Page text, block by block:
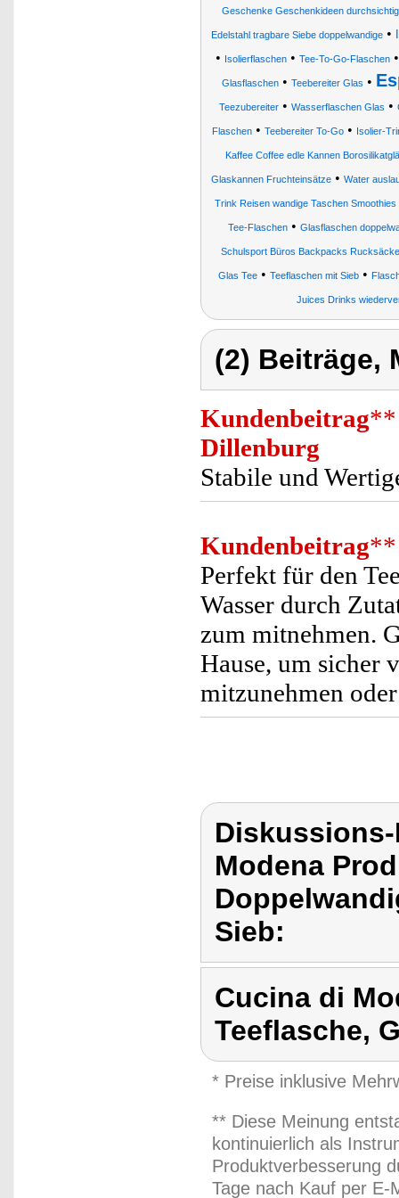
Geschenke Geschenkideen
Edelstahl tragbare Siebe doppelwandige•
• Isolierflaschen• Tee-To-Go-Flaschen
Glasflaschen • Teebereiter Glas •
Teezubereiter• Wasserflaschen Glas •
Flaschen• Teebereiter To-Go• Isolier-
Kaffee Coffee edle Kannen
Glaskannen Fruchteinsätze• Water
Trink Reisen wandige Taschen
Tee-Flaschen• Glasflaschen
Schulsport Büros Backpacks
Glas Tee • Teeflaschen mit Sieb •
Juices Drinks
(2) Beiträge,
Kundenbeitrag**
Dillenburg
Stabile und
Kundenbeitrag**
Perfekt für den
Wasser durch
zum mitnehmen.
Hause, um sicher
mitzunehmen
Modena
Sieb:
Cucina di
Teeflasche,
* Preise inklusive
** Diese Meinung
kontinuierlich als
Produktverbesserung
Tage nach Kauf per E-